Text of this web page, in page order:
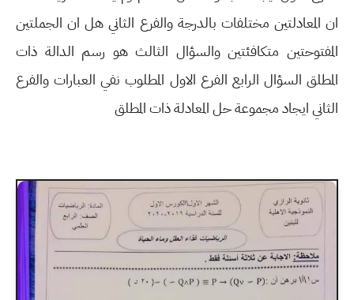
ان المعادلتين مختلفات بالدرجة والفرع الثاني هل ان الجملتين
المفتوحتين متكافئتين والسؤال الثالث هو رسم الدالة ذات
المطلق السؤال الرابع الفرع الاول المطلوب نفي العبارات والفرع
الثاني ايجاد مجموعة حل المعادلة ذات المطلق